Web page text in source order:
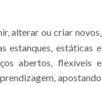
alterar ou criar novos,
estanques, estáticas e
abertos, flexíveis e
apostando